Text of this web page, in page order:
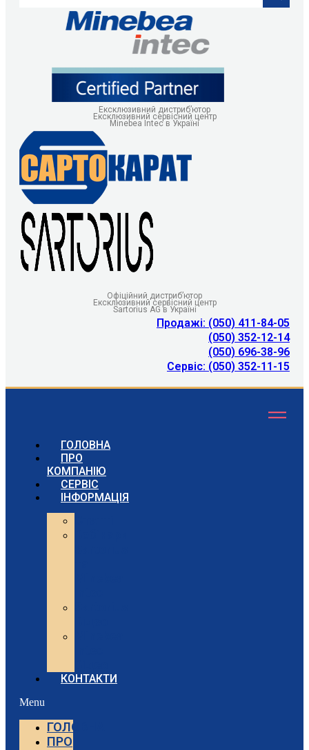
Ексклюзивний дистриб’ютор
Ексклюзивний сервісний центр
Minebea Intec в Україні
Офіційний дистриб’ютор
Ексклюзивний сервісний центр
Sartorius AG в Україні
Продажі: (050) 411-84-05
(050) 352-12-14
(050) 696-38-96
Сервіс: (050) 352-11-15
ГОЛОВНА
ПРО
КОМПАНІЮ
СЕРВІС
ІНФОРМАЦІЯ
КОНТАКТИ
Menu
ГОЛОВНА
ПРО